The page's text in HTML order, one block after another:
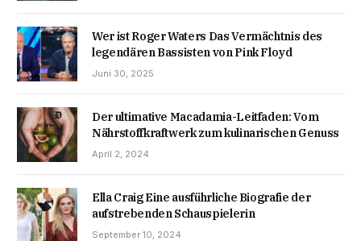
Wer ist Roger Waters Das Vermächtnis des
legendären Bassisten von Pink Floyd
Juni 30, 2025
Der ultimative Macadamia-Leitfaden: Vom
Nährstoffkraftwerk zum kulinarischen Genuss
April 2, 2024
Ella Craig Eine ausführliche Biografie der
aufstrebenden Schauspielerin
September 10, 2024